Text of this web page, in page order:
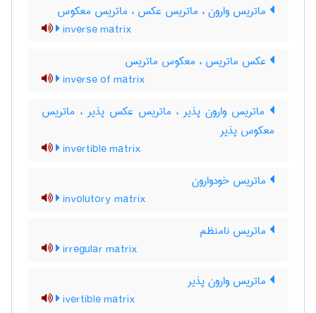
ماتریس وارون ، ماتریس عکس ، ماتریس معکوس
inverse matrix
عکس ماتریس ، معکوس ماتریس
inverse of matrix
ماتریس وارون پذیر ، ماتریس عکس پذیر ، ماتریس
معکوس پذیر
invertible matrix
ماتریس خودوارون
involutory matrix
ماتریس نامنظم
irregular matrix
ماتریس وارون پذیر
ivertible matrix